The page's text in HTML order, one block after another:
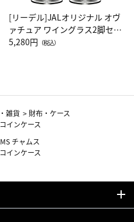
[リーデル]JALオリジナル オヴ
ァチュア ワイングラス2脚セッ
ト（レッドワイン）
5,280円 （税込）
雑貨 > 財布・ケース
インケース
チャムス
インケース